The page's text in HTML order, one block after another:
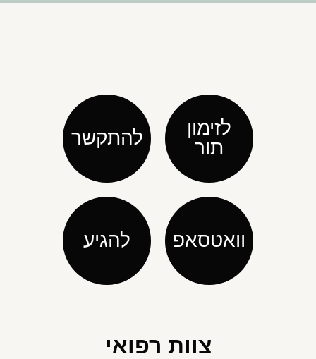
לזימון
תור
להתקשר
וואטסאפ להגיע
צוות רפואי